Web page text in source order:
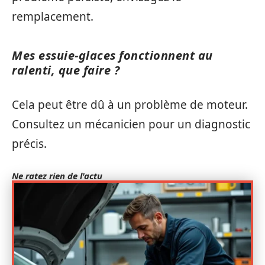
remplacement.
Mes essuie-glaces fonctionnent au
ralenti, que faire ?
Cela peut être dû à un problème de moteur.
Consultez un mécanicien pour un diagnostic
précis.
Ne ratez rien de l'actu